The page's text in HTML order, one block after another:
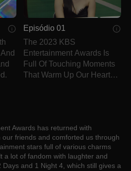
Episódio 01
The 2023 KBS
Entertainment Awards Is
Full Of Touching Moments
That Warm Up Our Hearts
Awards has returned with
friends and comforted us through
stars full of various charms
a lot of fandom with laughter and
and 1 Night 4, which still gives a